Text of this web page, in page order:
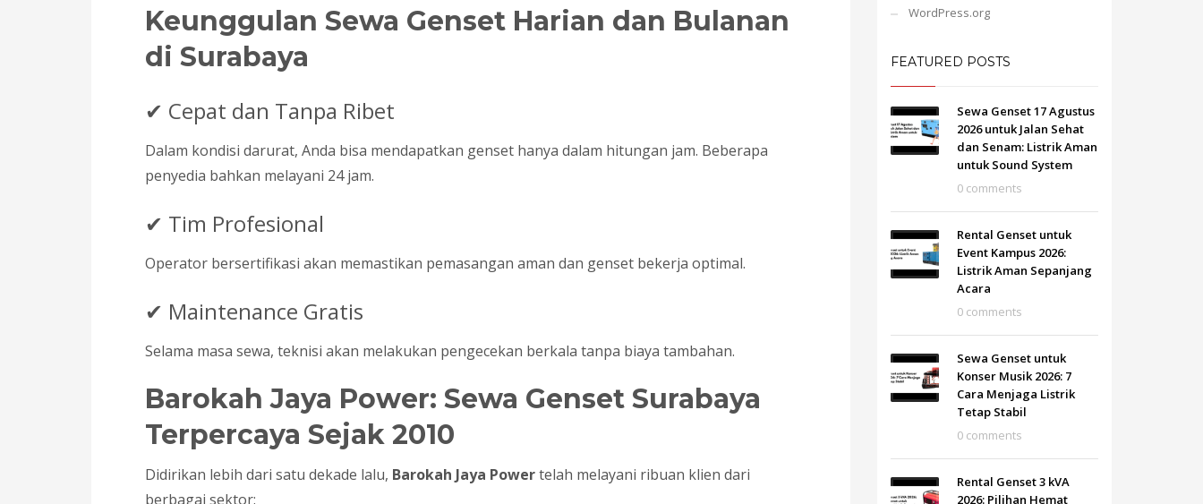
Keunggulan Sewa Genset Harian dan Bulanan
di Surabaya
✔ Cepat dan Tanpa Ribet
Dalam kondisi darurat, Anda bisa mendapatkan genset hanya dalam hitungan jam. Beberapa
penyedia bahkan melayani 24 jam.
✔ Tim Profesional
Operator bersertifikasi akan memastikan pemasangan aman dan genset bekerja optimal.
✔ Maintenance Gratis
Selama masa sewa, teknisi akan melakukan pengecekan berkala tanpa biaya tambahan.
Barokah Jaya Power: Sewa Genset Surabaya
Terpercaya Sejak 2010
Didirikan lebih dari satu dekade lalu, Barokah Jaya Powertelah melayani ribuan klien dari
berbagai sektor:
WordPress.org
FEATURED POSTS
Sewa Genset 17 Agustus
2026 untuk Jalan Sehat
dan Senam: Listrik Aman
untuk Sound System
0 comments
Rental Genset untuk
Event Kampus 2026:
Listrik Aman Sepanjang
Acara
0 comments
Sewa Genset untuk
Konser Musik 2026: 7
Cara Menjaga Listrik
Tetap Stabil
0 comments
Rental Genset 3 kVA
2026: Pilihan Hemat